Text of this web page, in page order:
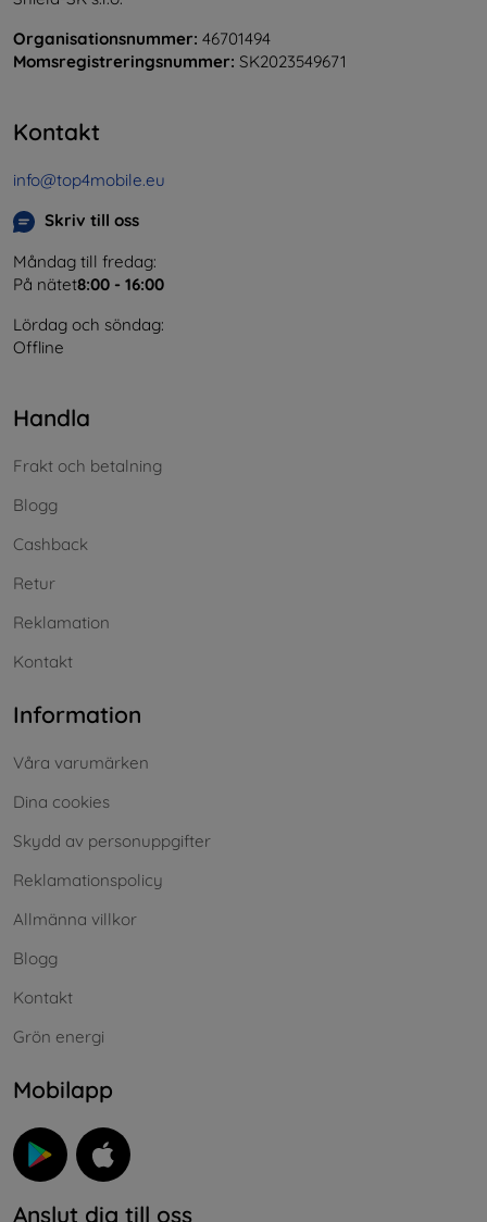
Organisationsnummer: 46701494
Momsregistreringsnummer: SK2023549671
Kontakt
info@top4mobile.eu
Skriv till oss
Måndag till fredag:
På nätet8:00 - 16:00
Lördag och söndag:
Offline
Handla
Frakt och betalning
Blogg
Cashback
Retur
Reklamation
Kontakt
Information
Våra varumärken
Dina cookies
Skydd av personuppgifter
Reklamationspolicy
Allmänna villkor
Blogg
Kontakt
Grön energi
Mobilapp
Anslut dig till oss